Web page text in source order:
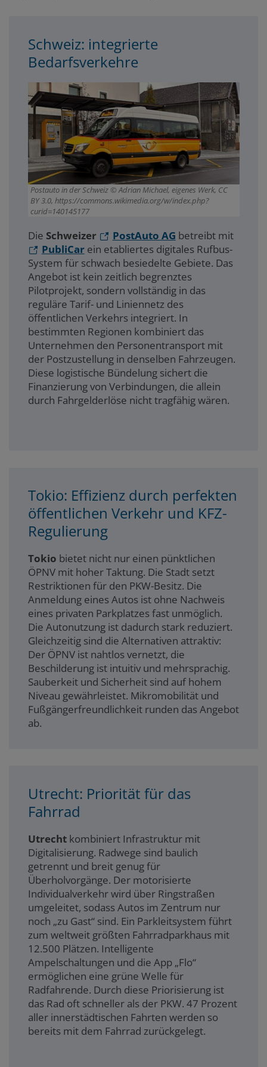
Schweiz: integrierte
Bedarfsverkehre
Postauto in der Schweiz
Adrian Michael, eigenes Werk, CC
BY 3.0, https://commons.wikimedia.org/w/index.php?
curid=140145177
Die Schweizer PostAuto AG betreibt mit
PubliCarein etabliertes digitales Rufbus-
System für schwach besiedelte Gebiete. Das
Angebot ist kein zeitlich begrenztes
Pilotprojekt, sondern vollständig in das
reguläre Tarif- und Liniennetz des
öffentlichen Verkehrs integriert. In
bestimmten Regionen kombiniert das
Unternehmen den Personentransport mit
der Postzustellung in denselben Fahrzeugen.
Diese logistische Bündelung sichert die
Finanzierung von Verbindungen, die allein
durch Fahrgelderlöse nicht tragfähig wären.
Tokio: Effizienz durch perfekten
öffentlichen Verkehr und KFZ-
Regulierung
Tokio bietet nicht nur einen pünktlichen
ÖPNV mit hoher Taktung. Die Stadt setzt
Restriktionen für den PKW-Besitz. Die
Anmeldung eines Autos ist ohne Nachweis
eines privaten Parkplatzes fast unmöglich.
Die Autonutzung ist dadurch stark reduziert.
Gleichzeitig sind die Alternativen attraktiv:
Der ÖPNV ist nahtlos vernetzt, die
Beschilderung ist intuitiv und mehrsprachig.
Sauberkeit und Sicherheit sind auf hohem
Niveau gewährleistet. Mikromobilität und
Fußgängerfreundlichkeit runden das Angebot
ab.
Utrecht: Priorität für das
Fahrrad
Utrecht kombiniert Infrastruktur mit
Digitalisierung. Radwege sind baulich
getrennt und breit genug für
Überholvorgänge. Der motorisierte
Individualverkehr wird über Ringstraßen
umgeleitet, sodass Autos im Zentrum nur
noch „zu Gast“ sind. Ein Parkleitsystem führt
zum weltweit größten Fahrradparkhaus mit
12.500 Plätzen. Intelligente
Ampelschaltungen und die App „Flo“
ermöglichen eine grüne Welle für
Radfahrende. Durch diese Priorisierung ist
das Rad oft schneller als der PKW. 47 Prozent
aller innerstädtischen Fahrten werden so
bereits mit dem Fahrrad zurückgelegt.